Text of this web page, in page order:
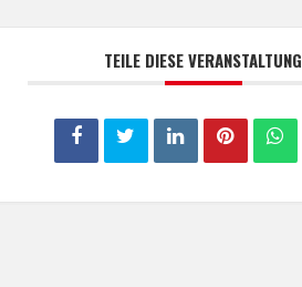
TEILE DIESE VERANSTALTUNG